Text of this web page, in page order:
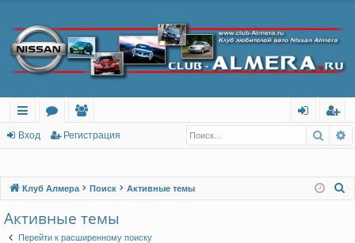
с
лк
о
м
ол
ов
ел
ег
тр
Вход Регистрация
Клуб Алмера Поиск Активные темы
Активные темы
Перейти к расширенному поиску